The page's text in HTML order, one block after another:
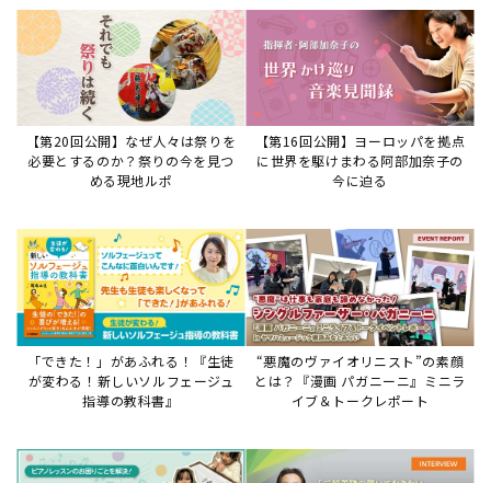
指導の教科書』
イブ＆トークレポート
ード活用術
サイトからのお知らせ
2026年8月6日